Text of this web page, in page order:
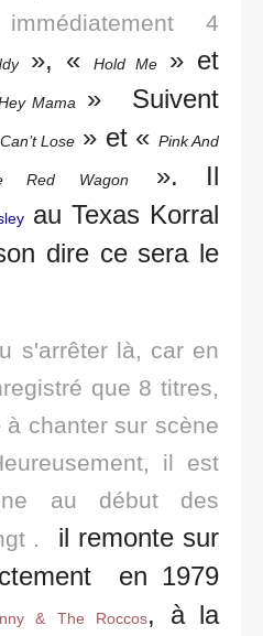
4
», « Hold Me» et
Mama »
Suivent
Lose» et « Pink And
Red Wagon
». Il
au Texas Korral
dire ce sera le
s'arrêter là, car en
que 8 titres,
chanter sur scène
il est
au début des
.
il remonte sur
en 1979
& The Roccos, à la